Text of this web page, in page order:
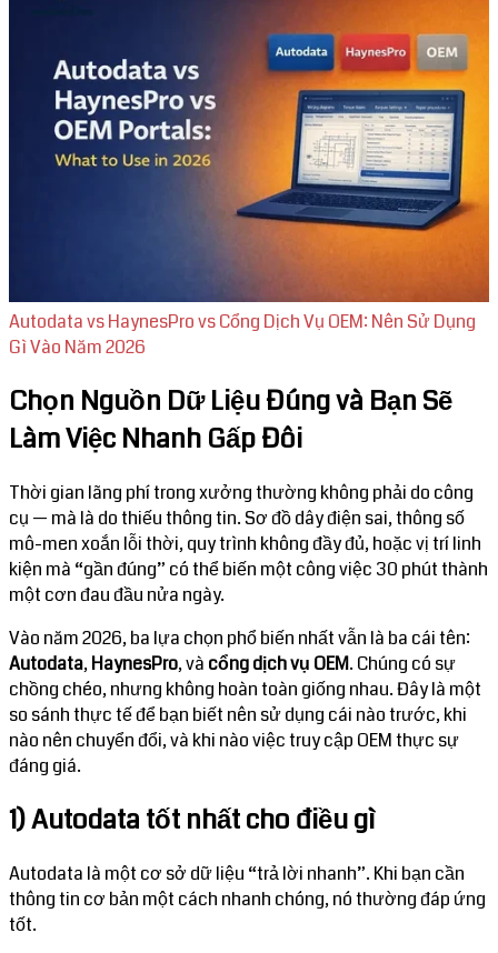
Autodata vs HaynesPro vs Cổng Dịch Vụ OEM: Nên Sử Dụng
Gì Vào Năm 2026
Chọn Nguồn Dữ Liệu Đúng và Bạn Sẽ
Làm Việc Nhanh Gấp Đôi
Thời gian lãng phí trong xưởng thường không phải do công
cụ — mà là do thiếu thông tin. Sơ đồ dây điện sai, thông số
mô-men xoắn lỗi thời, quy trình không đầy đủ, hoặc vị trí linh
kiện mà “gần đúng” có thể biến một công việc 30 phút thành
một cơn đau đầu nửa ngày.
Vào năm 2026, ba lựa chọn phổ biến nhất vẫn là ba cái tên:
Autodata,HaynesPro, và cổng dịch vụ OEM. Chúng có sự
chồng chéo, nhưng không hoàn toàn giống nhau. Đây là một
so sánh thực tế để bạn biết nên sử dụng cái nào trước, khi
nào nên chuyển đổi, và khi nào việc truy cập OEM thực sự
đáng giá.
1) Autodata tốt nhất cho điều gì
Autodata là một cơ sở dữ liệu “trả lời nhanh”. Khi bạn cần
thông tin cơ bản một cách nhanh chóng, nó thường đáp ứng
tốt.